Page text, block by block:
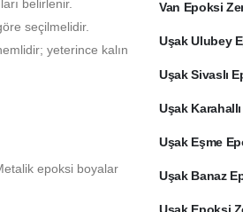
belirlenir.
seçilmelidir.
yeterince kalın
epoksi boyalar
Van Epoksi
Uşak Ulubey
Uşak Sivaslı
Uşak
Uşak Eşme
Uşak Banaz